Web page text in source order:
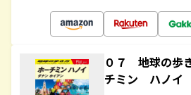
０７ 地球の歩
チミン ハノイ